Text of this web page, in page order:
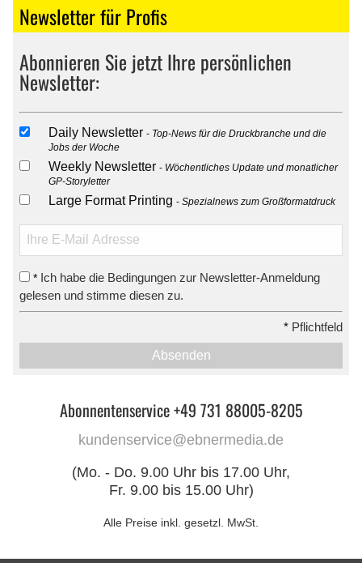
Newsletter für Profis
Abonnieren Sie jetzt Ihre persönlichen
Newsletter:
Daily Newsletter
Top-News für die Druckbranche und die
Jobs der Woche
Weekly Newsletter
Wöchentliches Update und monatlicher
GP-Storyletter
Large Format Printing Spezialnews zum Großformatdruck
* Ich habe die Bedingungen zur Newsletter-Anmeldung
gelesen und stimme diesen zu.
* Pflichtfeld
Absenden
Abonnentenservice +49 731 88005-8205
kundenservice@ebnermedia.de
(Mo. - Do. 9.00 Uhr bis 17.00 Uhr,
Fr. 9.00 bis 15.00 Uhr)
Alle Preise inkl. gesetzl. MwSt.